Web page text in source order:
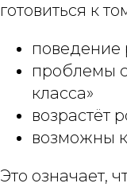
готовиться к
поведение
проблемы
класса»
возрастёт
возможны
Это означает,